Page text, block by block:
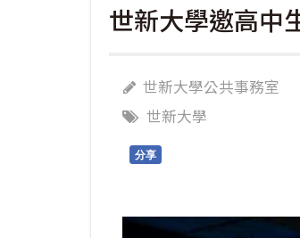
世新大學邀高中
世新大學公共事務室
世新大學
分享